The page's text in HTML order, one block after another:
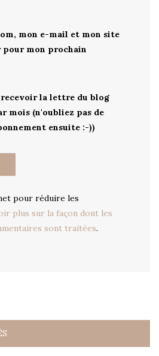
mon e-mail et mon site
pour mon prochain
recevoir la lettre du blog
mois (n'oubliez pas de
ensuite :-))
pour réduire les
plus sur la façon dont les
sont traitées.